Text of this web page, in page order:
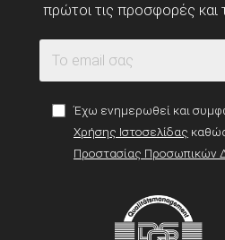
πρώτοι τις προσφορές και
Έχω ενημερωθεί και
Χρήσης Ιστοσελίδας
Προστασίας Προσωπικών